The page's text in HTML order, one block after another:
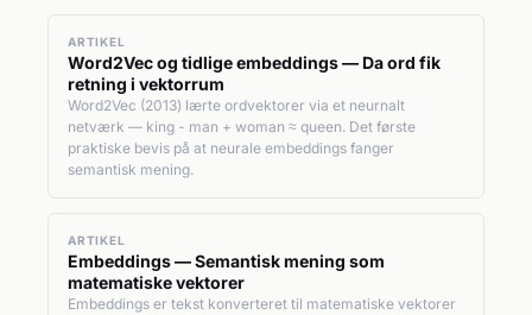
ARTIKEL
Word2Vec og tidlige embeddings — Da ord fik
retning i vektorrum
Word2Vec (2013) lærte ordvektorer via et neurnalt
netværk — king - man + woman ≈ queen. Det første
praktiske bevis på at neurale embeddings fanger
semantisk mening.
ARTIKEL
Embeddings — Semantisk mening som
matematiske vektorer
Embeddings er tekst konverteret til matematiske vektorer